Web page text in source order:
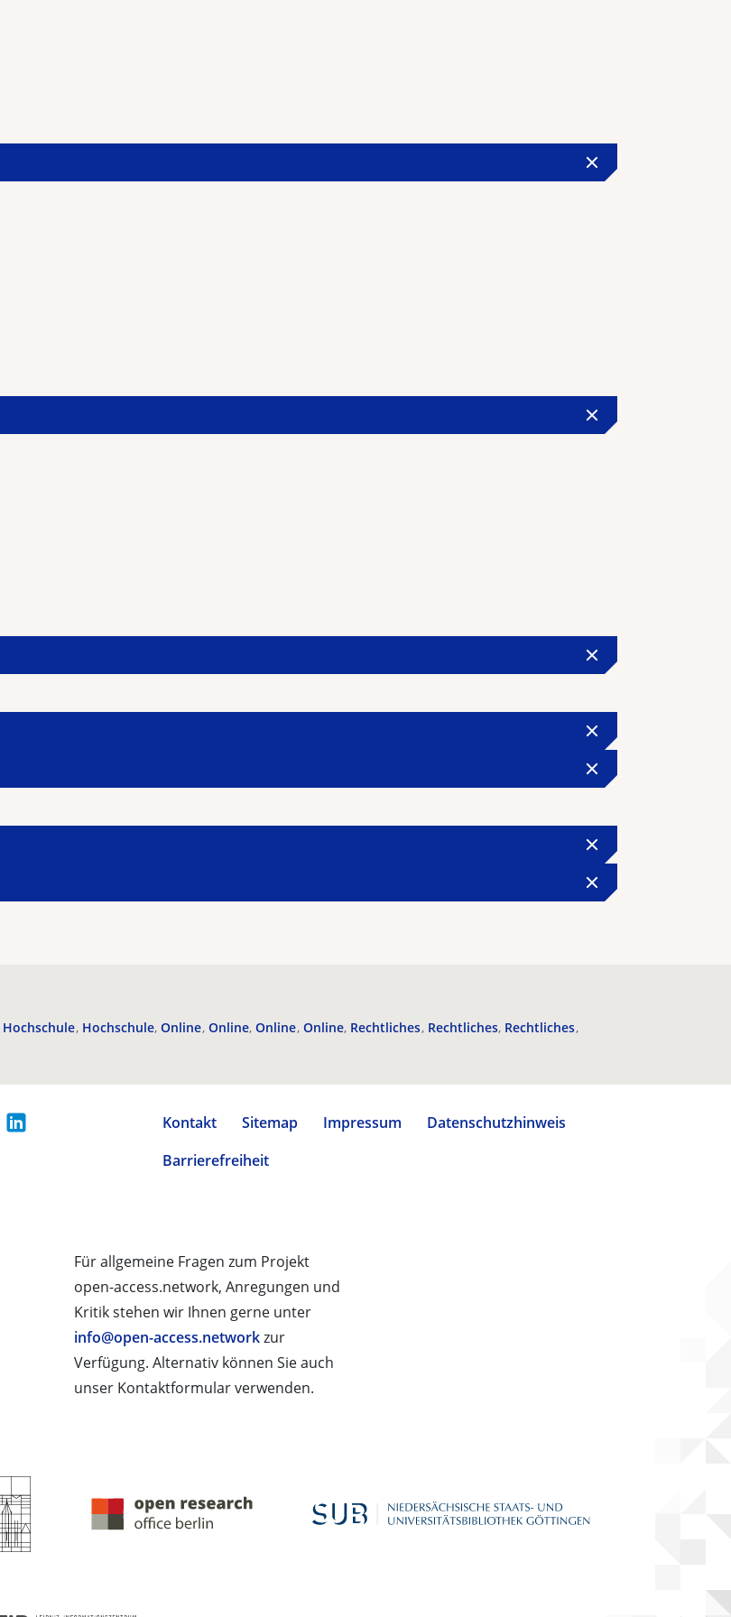
Hochschule Hochschule Online Online Online Online Rechtliches Rechtliches Rechtliches
Kontakt Sitemap Impressum
Datenschutzhinweis
Barrierefreiheit
Für allgemeine Fragen zum Projekt
open-access.network, Anregungen und
Kritik stehen wir Ihnen gerne unter
info@open-access.networkzur
Verfügung. Alternativ können Sie auch
unser Kontaktformular verwenden.